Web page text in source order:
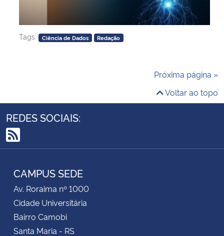
Tags: Ciência de Dados Redação
Próxima página »
Voltar ao topo
REDES SOCIAIS:
RSS
CAMPUS SEDE
Av. Roraima nº 1000
Cidade Universitária
Bairro Camobi
Santa Maria - RS